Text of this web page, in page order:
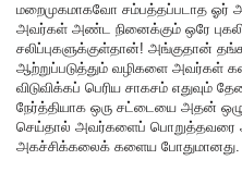
மறைமுகமாகவோ சம்பத்தப்படாத ஓர்
அவர்கள் அண்ட நினைக்கும் ஒரே
சலிப்புகளுக்குள்தான்! அங்குதான்
ஆற்றுப்படுத்தும் வழிகளை அவர்கள்
விடுவிக்கப் பெரிய சாகசம் எதுவும்
நேர்த்தியாக ஒரு சட்டையை அதன்
செய்தால் அவர்களைப் பொறுத்தவரை
அகச்சிக்கலைக் களைய போதுமானது.